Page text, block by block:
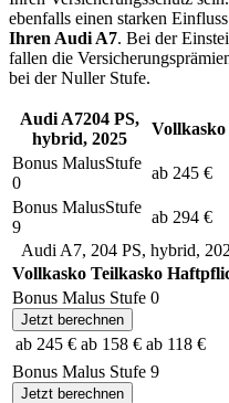
ebenfalls einen starken
Ihren Audi A7. Bei der
fallen die
bei der Nuller Stufe.
Audi A7204 PS,
hybrid, 2025
Vollkasko
Bonus MalusStufe
0
ab 245 €
Bonus MalusStufe
9
ab 294 €
Audi A7, 204PS, hybrid,
Vollkasko Teilkasko
Bonus Malus Stufe 0
Jetzt berechnen
ab 245 € ab 158 € ab 118 €
Bonus Malus Stufe 9
Jetzt berechnen